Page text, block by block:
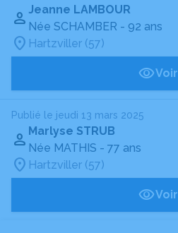
Jeanne LAMBOUR
Née SCHAMBER - 92 ans
Hartzviller (57)
Voir
Publié le jeudi 13 mars 2025
Marlyse STRUB
Née MATHIS - 77 ans
Hartzviller (57)
Voir